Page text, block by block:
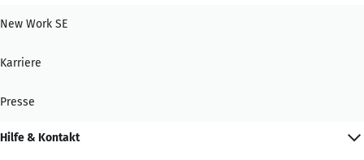
New Work SE
Karriere
Presse
Hilfe & Kontakt